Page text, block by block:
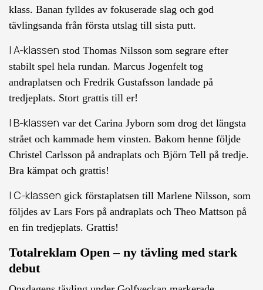
klass. Banan fylldes av fokuserade slag och god
tävlingsanda från första utslag till sista putt.
I A-klassen stod Thomas Nilsson som segrare efter
stabilt spel hela rundan. Marcus Jogenfelt tog
andraplatsen och Fredrik Gustafsson landade på
tredjeplats. Stort grattis till er!
I B-klassen var det Carina Jyborn som drog det längsta
strået och kammade hem vinsten. Bakom henne följde
Christel Carlsson på andraplats och Björn Tell på tredje.
Bra kämpat och grattis!
I C-klassen gick förstaplatsen till Marlene Nilsson, som
följdes av Lars Fors på andraplats och Theo Mattson på
en fin tredjeplats. Grattis!
Totalreklam Open – ny tävling med stark
debut